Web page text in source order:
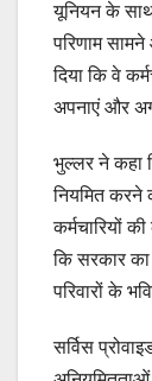
यूनियन के
परिणाम सामने
दिया कि वे
अपनाएं और
भुल्लर ने कहा
नियमित करने
कर्मचारियों
कि सरकार
परिवारों के
सर्विस